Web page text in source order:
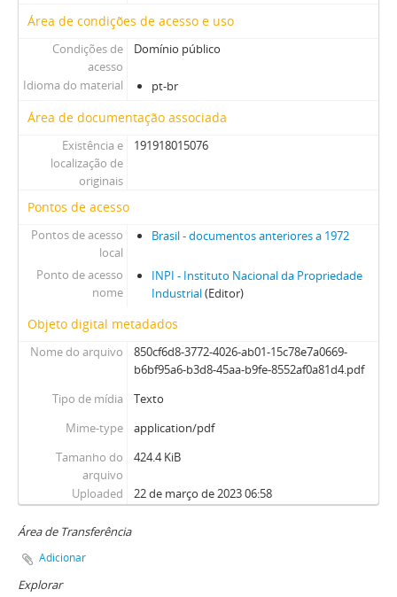
Área de condições de acesso e uso
Condições de
acesso
Domínio público
Idioma do material pt-br
Área de documentação associada
Existência e
localização de
originais
191918015076
Pontos de acesso
Pontos de acesso
local
Brasil - documentos anteriores a 1972
Ponto de acesso
nome
INPI - Instituto Nacional da Propriedade
Industrial(Editor)
Objeto digital metadados
Nome do arquivo
850cf6d8-3772-4026-ab01-15c78e7a0669-
b6bf95a6-b3d8-45aa-b9fe-8552af0a81d4.pdf
Tipo de mídia
Texto
Mime-type
application/pdf
Tamanho do
arquivo
424.4 KiB
Uploaded 22 de março de 2023 06:58
Área de Transferência
Adicionar
Explorar